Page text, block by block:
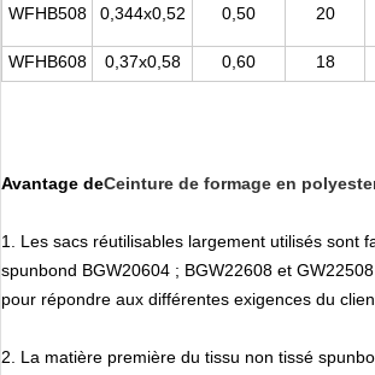
WFHB508 0,344x0,52 0,50 20
WFHB608 0,37x0,58 0,60 18
Avantage deCeinture de formage en
1. Les sacs réutilisables largement utilisés sont
spunbond BGW20604 ; BGW22608 et
pour répondre aux différentes exigences du
2. La matière première du tissu non tissé